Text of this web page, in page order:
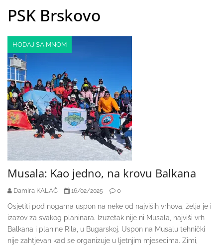
PSK Brskovo
HODAJ SA MNOM
Musala: Kao jedno, na krovu Balkana
Damira KALAČ 16/02/2025 0
Osjetiti pod nogama uspon na neke od najviših vrhova, želja je i
izazov za svakog planinara. Izuzetak nije ni Musala, najviši vrh
Balkana i planine Rila, u Bugarskoj. Uspon na Musalu tehnički
nije zahtjevan kad se organizuje u ljetnjim mjesecima. Zimi,